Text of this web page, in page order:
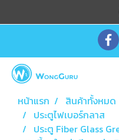
หน้าแรก สินค้าทั้งหมด
ประตูไฟเบอร์กลาส
ประตู Fiber Glass